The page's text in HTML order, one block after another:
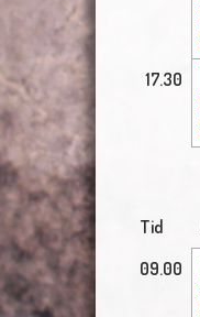
17.30
Tid
09.00